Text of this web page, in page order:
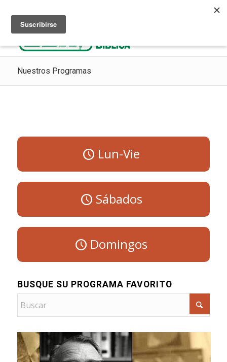
Nuestros Programas
Lun-Vie
Sábados
Domingos
BUSQUE SU PROGRAMA FAVORITO